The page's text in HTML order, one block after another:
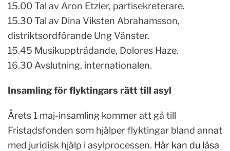
15.00 Tal av Aron Etzler, partisekreterare.
15.30 Tal av Dina Viksten Abrahamsson,
distriktsordförande Ung Vänster.
15.45 Musikuppträdande, Dolores Haze.
16.30 Avslutning, internationalen.
Insamling för flyktingars rätt till asyl
Årets 1 maj-insamling kommer att gå till
Fristadsfonden som hjälper flyktingar bland annat
med juridisk hjälp i asylprocessen. Här kan du läsa